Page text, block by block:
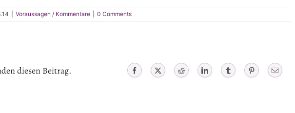
Voraussagen / Kommentare 0 Comments
diesen Beitrag. FacebookX Reddit LinkedIn Tumblr PinterestEmail